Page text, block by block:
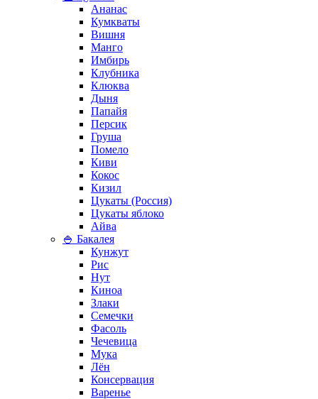
Ананас
Кумкваты
Вишня
Манго
Имбирь
Клубника
Клюква
Дыня
Папайя
Персик
Груша
Помело
Киви
Кокос
Кизил
Цукаты (Россия)
Цукаты яблоко
Айва
🍚 Бакалея
Кунжут
Рис
Нут
Киноа
Злаки
Семечки
Фасоль
Чечевица
Мука
Лён
Консервация
Варенье